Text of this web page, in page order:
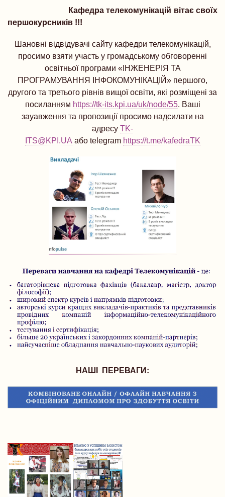
Кафедра телекомунікацій вітає своїх
першокурсників !!!
Шановні відвідувачі сайту кафедри телекомунікацій,
просимо взяти участь у громадському обговоренні
освітньої програми «ІНЖЕНЕРІЯ ТА
ПРОГРАМУВАННЯ ІНФОКОМУНІКАЦІЙ» першого,
другого та третього рівнів вищої освіти, які розміщені за
посиланням https://tk-its.kpi.ua/uk/node/55. Ваші
зауавження та пропозиції просимо надсилати на
адресу TK-
ITS@KPI.UA або telegram https://t.me/kafedraTK
НАШІ ПЕРЕВАГИ: